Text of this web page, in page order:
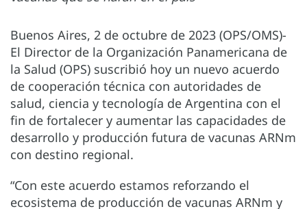
Buenos Aires, 2 de octubre de 2023 (OPS/OMS)-
El Director de la Organización Panamericana de
la Salud (OPS) suscribió hoy un nuevo acuerdo
de cooperación técnica con autoridades de
salud, ciencia y tecnología de Argentina con el
fin de fortalecer y aumentar las capacidades de
desarrollo y producción futura de vacunas ARNm
con destino regional.
“Con este acuerdo estamos reforzando el
ecosistema de producción de vacunas ARNm y